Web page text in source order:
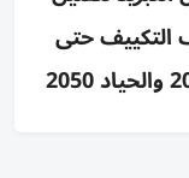
التكييف حتى